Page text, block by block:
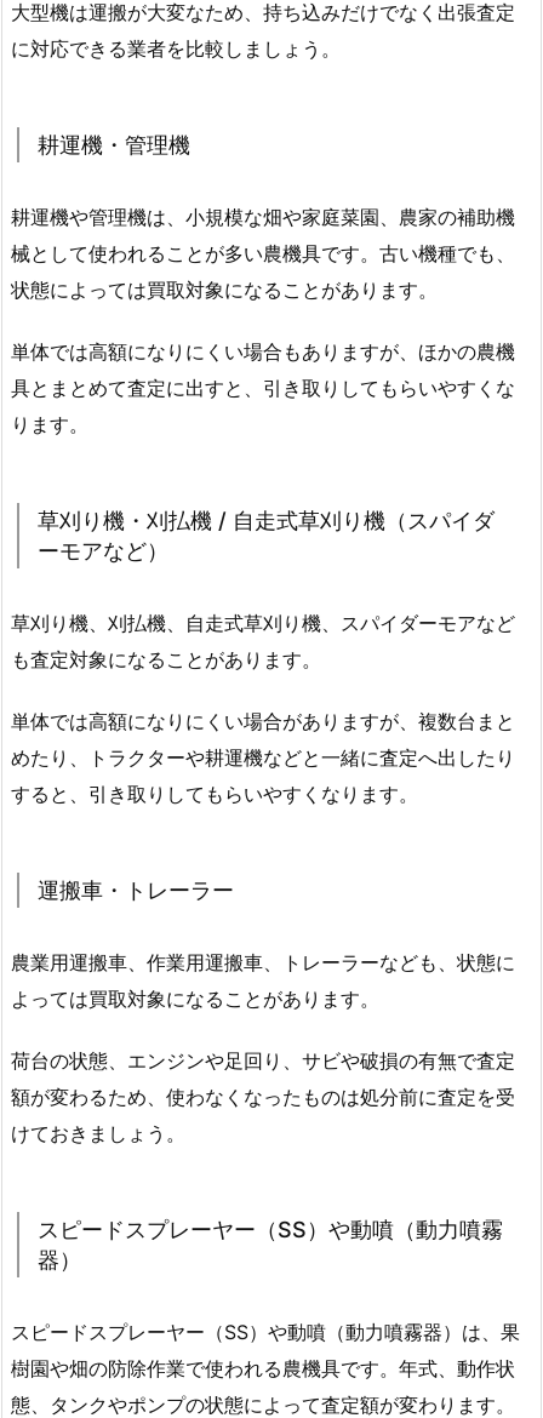
大型機は運搬が大変なため、持ち込みだけでなく出張査定
に対応できる業者を比較しましょう。
耕運機・管理機
耕運機や管理機は、小規模な畑や家庭菜園、農家の補助機
械として使われることが多い農機具です。古い機種でも、
状態によっては買取対象になることがあります。
単体では高額になりにくい場合もありますが、ほかの農機
具とまとめて査定に出すと、引き取りしてもらいやすくな
ります。
草刈り機・刈払機 / 自走式草刈り機（スパイダ
ーモアなど）
草刈り機、刈払機、自走式草刈り機、スパイダーモアなど
も査定対象になることがあります。
単体では高額になりにくい場合がありますが、複数台まと
めたり、トラクターや耕運機などと一緒に査定へ出したり
すると、引き取りしてもらいやすくなります。
運搬車・トレーラー
農業用運搬車、作業用運搬車、トレーラーなども、状態に
よっては買取対象になることがあります。
荷台の状態、エンジンや足回り、サビや破損の有無で査定
額が変わるため、使わなくなったものは処分前に査定を受
けておきましょう。
スピードスプレーヤー（SS）や動噴（動力噴霧
器）
スピードスプレーヤー（SS）や動噴（動力噴霧器）は、果
樹園や畑の防除作業で使われる農機具です。年式、動作状
態、タンクやポンプの状態によって査定額が変わります。